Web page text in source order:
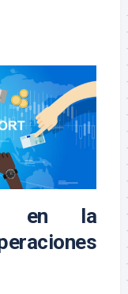
en la